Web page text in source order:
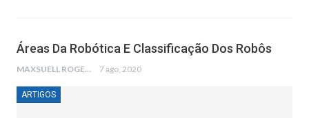
Áreas Da Robótica E Classificação Dos Robôs
MAXSUELL ROGER 7 ago, 2020
ARTIGOS